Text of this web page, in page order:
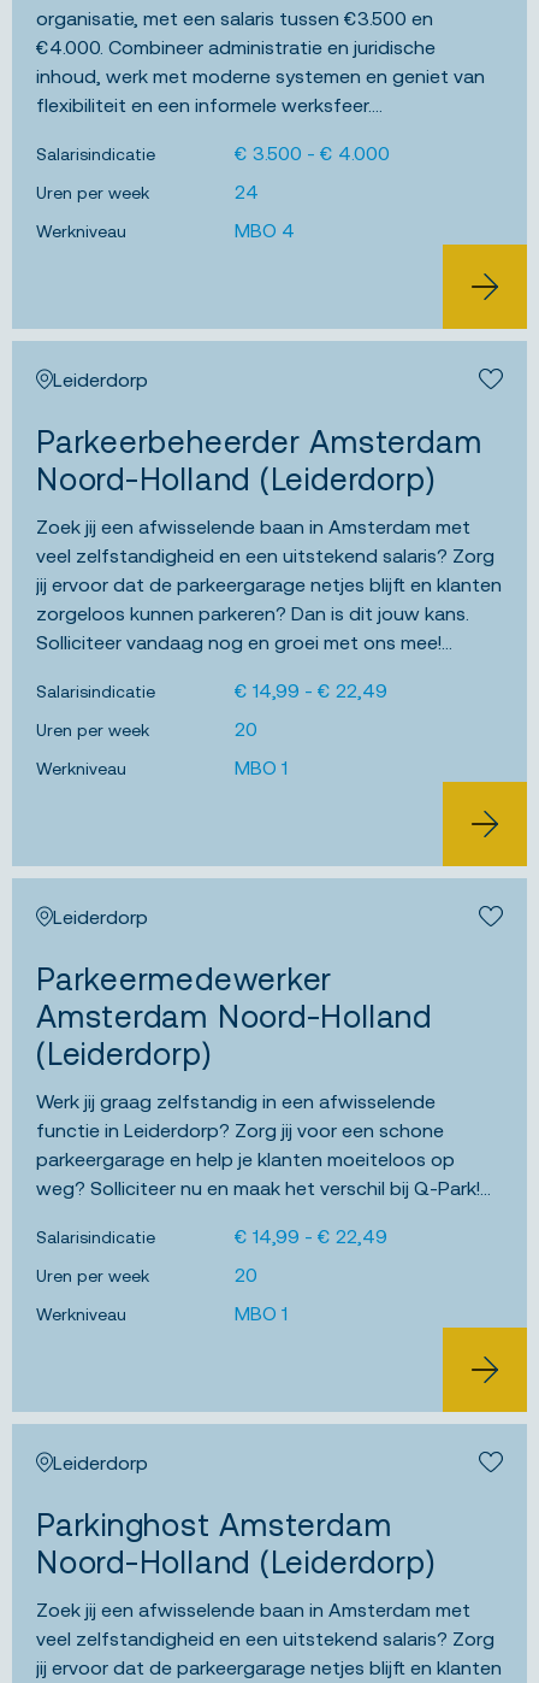
organisatie, met een salaris tussen €3.500 en
€4.000. Combineer administratie en juridische
inhoud, werk met moderne systemen en geniet van
flexibiliteit en een informele werksfeer....
Salarisindicatie € 3.500 - € 4.000
Uren per week 24
Werkniveau MBO 4
BEKIJK
Leiderdorp
Parkeerbeheerder Amsterdam
Noord-Holland (Leiderdorp)
Zoek jij een afwisselende baan in Amsterdam met
veel zelfstandigheid en een uitstekend salaris? Zorg
jij ervoor dat de parkeergarage netjes blijft en klanten
zorgeloos kunnen parkeren? Dan is dit jouw kans.
Solliciteer vandaag nog en groei met ons mee!...
Salarisindicatie € 14,99 - € 22,49
Uren per week 20
Werkniveau MBO 1
BEKIJK
Leiderdorp
Parkeermedewerker
Amsterdam Noord-Holland
(Leiderdorp)
Werk jij graag zelfstandig in een afwisselende
functie in Leiderdorp? Zorg jij voor een schone
parkeergarage en help je klanten moeiteloos op
weg? Solliciteer nu en maak het verschil bij Q-Park!...
Salarisindicatie € 14,99 - € 22,49
Uren per week 20
Werkniveau MBO 1
BEKIJK
Leiderdorp
Parkinghost Amsterdam
Noord-Holland (Leiderdorp)
Zoek jij een afwisselende baan in Amsterdam met
veel zelfstandigheid en een uitstekend salaris? Zorg
jij ervoor dat de parkeergarage netjes blijft en klanten